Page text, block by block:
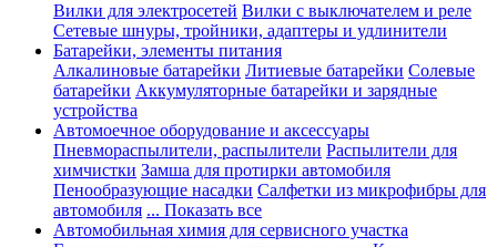
Вилки для электросетей Вилки с выключателем и реле
Сетевые шнуры, тройники, адаптеры и удлинители
Батарейки, элементы питания
Алкалиновые батарейки Литиевые батарейки Солевые
батарейки Аккумуляторные батарейки и зарядные
устройства
Автомоечное оборудование и аксессуары
Пневмораспылители, распылители Распылители для
химчистки Замша для протирки автомобиля
Пенообразующие насадки Салфетки из микрофибры для
автомобиля ... Показать все
Автомобильная химия для сервисного участка